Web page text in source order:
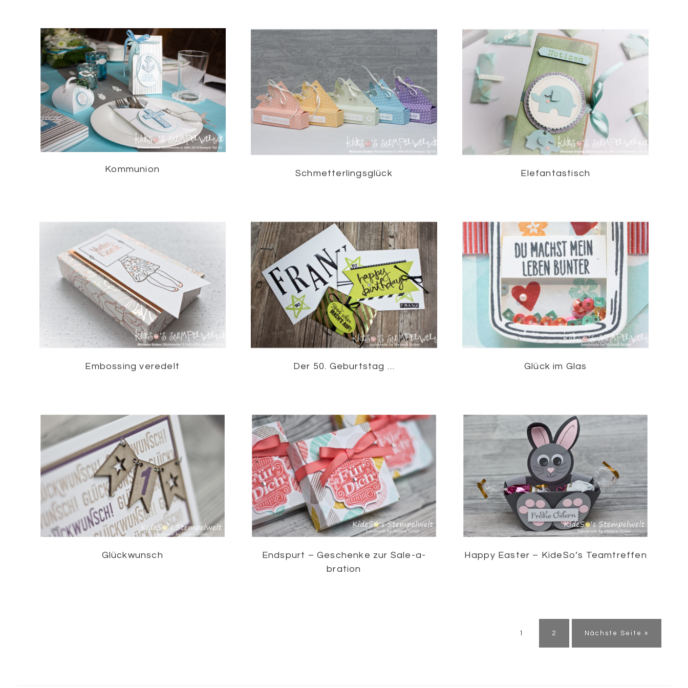
Kommunion Schmetterlingsglück Elefantastisch
Embossing veredelt Der 50. Geburtstag … Glück im Glas
Glückwunsch
Endspurt – Geschenke zur Sale-a-
bration
Happy Easter – KideSo’s Teamtreffen
Seite
1 Seite
2 Nächste Seite »